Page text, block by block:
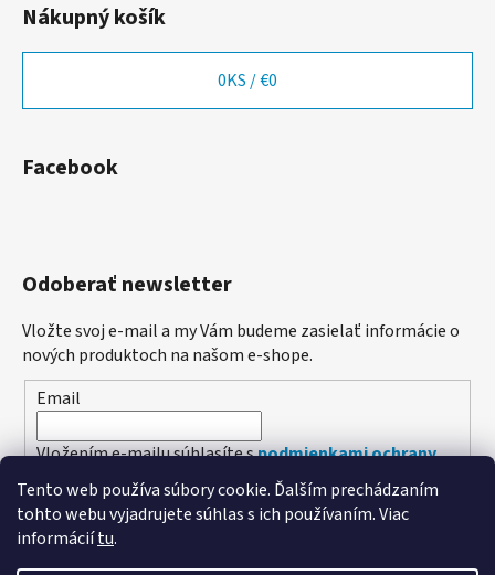
Tento web používa súbory cookie. Ďalším prechádzaním
tohto webu vyjadrujete súhlas s ich používaním. Viac
informáciítu.
Nákupný košík
0KS /€0
Facebook
Odoberať newsletter
Vložte svoj e-mail a my Vám budeme zasielať informácie o
nových produktoch na našom e-shope.
Email
Vložením e-mailu súhlasíte spodmienkami ochrany
osobných údajov
PRIHLÁSIŤ SA